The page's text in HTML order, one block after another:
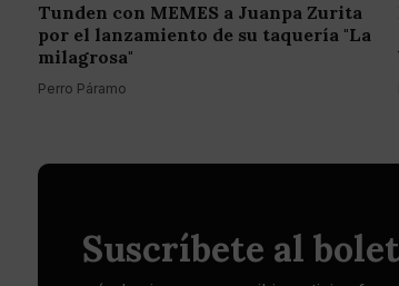
Tunden con MEMES a Juanpa Zurita
por el lanzamiento de su taquería "La
milagrosa"
Perro Páramo
Suscríbete al